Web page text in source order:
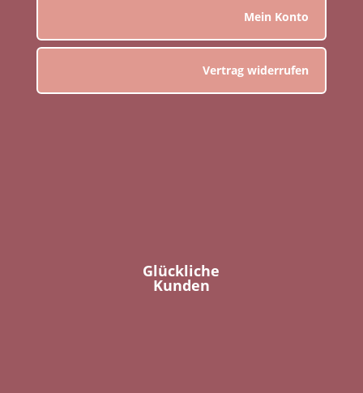
Mein Konto
Vertrag widerrufen
Glückliche
Kunden